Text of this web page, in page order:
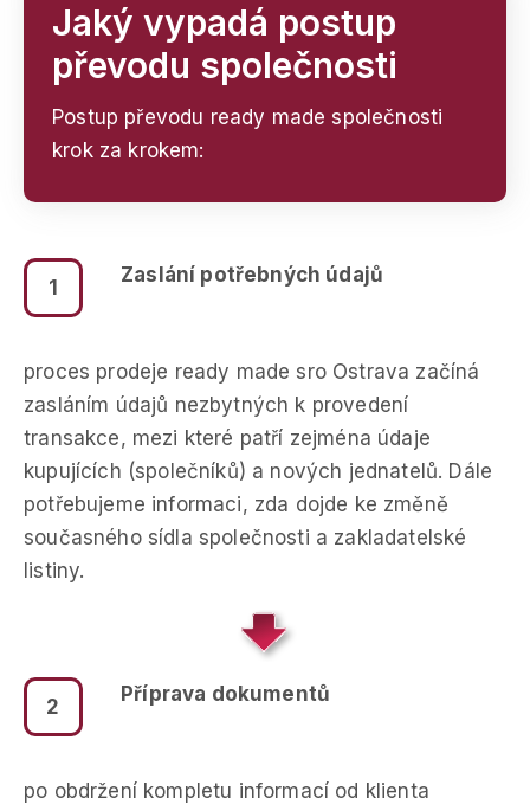
Jaký vypadá postup
převodu společnosti
Postup převodu ready made společnosti
krok za krokem:
1
Zaslání potřebných údajů
proces prodeje ready made sro Ostrava začíná
zasláním údajů nezbytných k provedení
transakce, mezi které patří zejména údaje
kupujících (společníků) a nových jednatelů. Dále
potřebujeme informaci, zda dojde ke změně
současného sídla společnosti a zakladatelské
listiny.
2
Příprava dokumentů
po obdržení kompletu informací od klienta